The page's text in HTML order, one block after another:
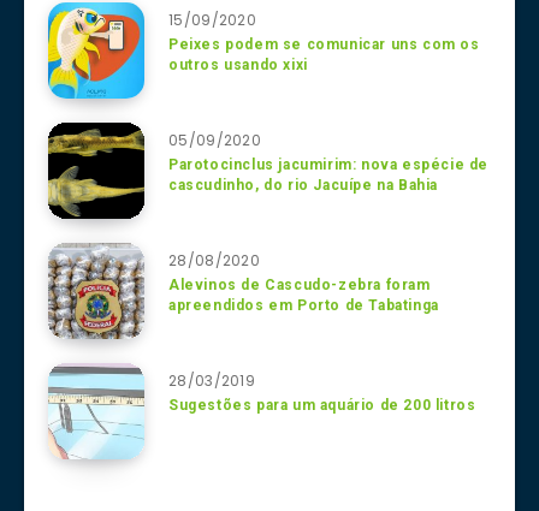
15/09/2020
Peixes podem se comunicar uns com os
outros usando xixi
05/09/2020
Parotocinclus jacumirim: nova espécie de
cascudinho, do rio Jacuípe na Bahia
28/08/2020
Alevinos de Cascudo-zebra foram
apreendidos em Porto de Tabatinga
28/03/2019
Sugestões para um aquário de 200 litros